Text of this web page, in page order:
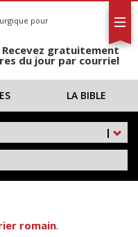
pour
Recevez gratuitement
du jour par courriel
LA BIBLE
|
romain.